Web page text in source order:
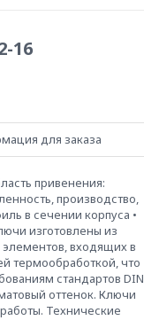
16
для заказа
привенения:
производство,
в сечении корпуса •
изготовлены из
элементов, входящих в
термообработкой, что
стандартов DIN
оттенок. Ключи
Технические